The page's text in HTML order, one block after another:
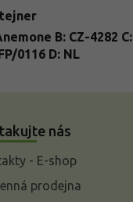
B: CZ-4282 C:
0116 D: NL
nás
- E-shop
prodejna